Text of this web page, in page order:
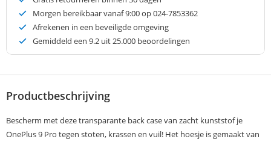
Morgen bereikbaar vanaf 9:00 op 024-7853362
Afrekenen in een beveiligde omgeving
Gemiddeld een 9.2 uit 25.000 beoordelingen
Productbeschrijving
Bescherm met deze transparante back case van zacht kunststof je
OnePlus 9 Pro tegen stoten, krassen en vuil! Het hoesje is gemaakt van